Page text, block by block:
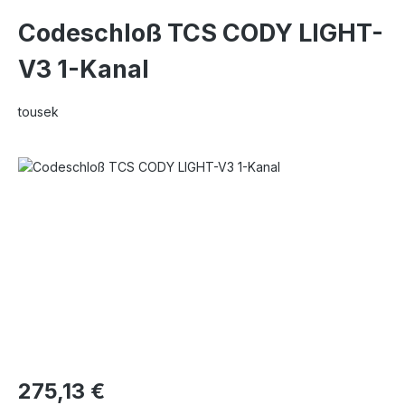
Codeschloß TCS CODY LIGHT-
V3 1-Kanal
tousek
Bildergalerie überspringen
275,13 €